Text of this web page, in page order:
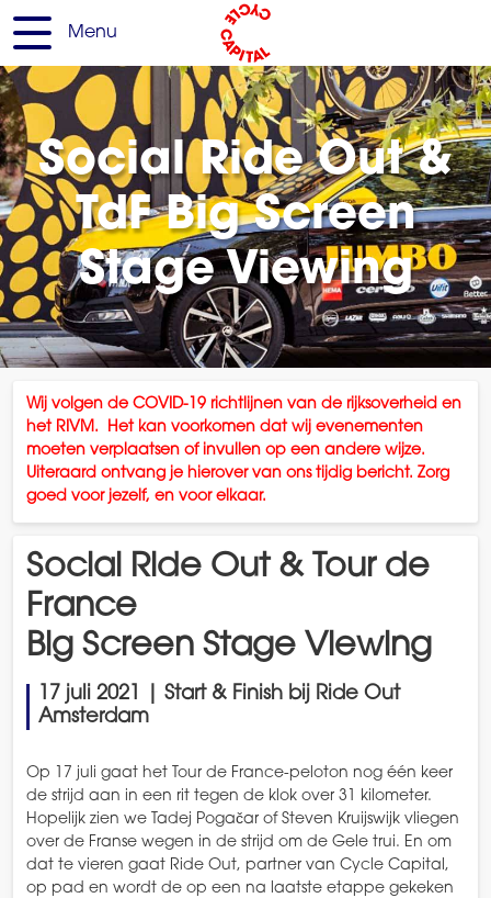
Menu
Social Ride Out &
TdF Big Screen
Stage Viewing
Wij volgen de COVID-19 richtlijnen van de rijksoverheid en
het RIVM. Het kan voorkomen dat wij evenementen
moeten verplaatsen of invullen op een andere wijze.
Uiteraard ontvang je hierover van ons tijdig bericht. Zorg
goed voor jezelf, en voor elkaar.
Social Ride Out & Tour de
France
Big Screen Stage Viewing
17 juli 2021 | Start & Finish bij Ride Out
Amsterdam
Op 17 juli gaat het Tour de France-peloton nog één keer
de strijd aan in een rit tegen de klok over 31 kilometer.
Hopelijk zien we Tadej Pogačar of Steven Kruijswijk vliegen
over de Franse wegen in de strijd om de Gele trui. En om
dat te vieren gaat Ride Out, partner van Cycle Capital,
op pad en wordt de op een na laatste etappe gekeken